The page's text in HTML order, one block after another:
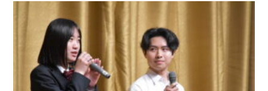
緊急時の対応につい
て
HIGASHI蔵書検索